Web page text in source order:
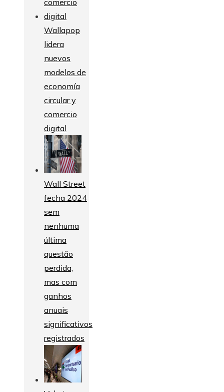
Wallapop
lidera
nuevos
modelos de
economía
circular y
comercio
digital
Wall Street
fecha 2024
sem
nenhuma
última
questão
perdida,
mas com
ganhos
anuais
significativos
registrados